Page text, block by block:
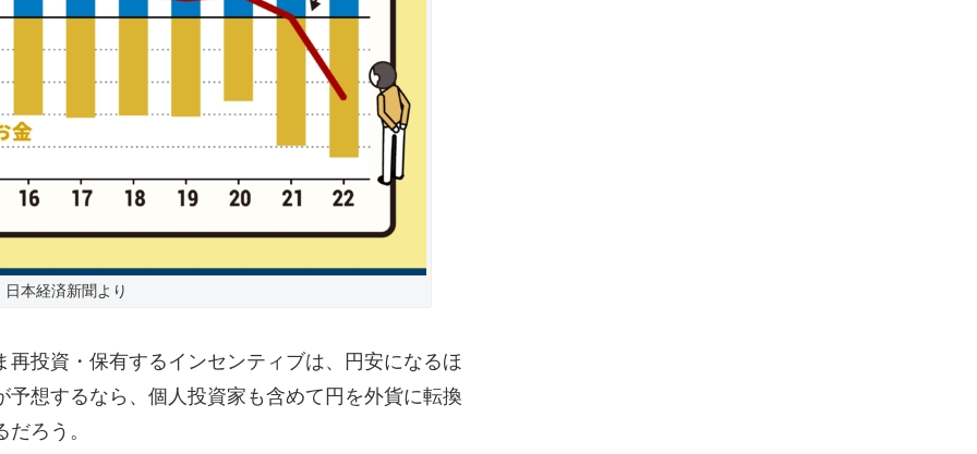
日本経済新聞より
投資・保有するインセンティブは、円安になるほ
想するなら、個人投資家も含めて円を外貨に転換
ろう。